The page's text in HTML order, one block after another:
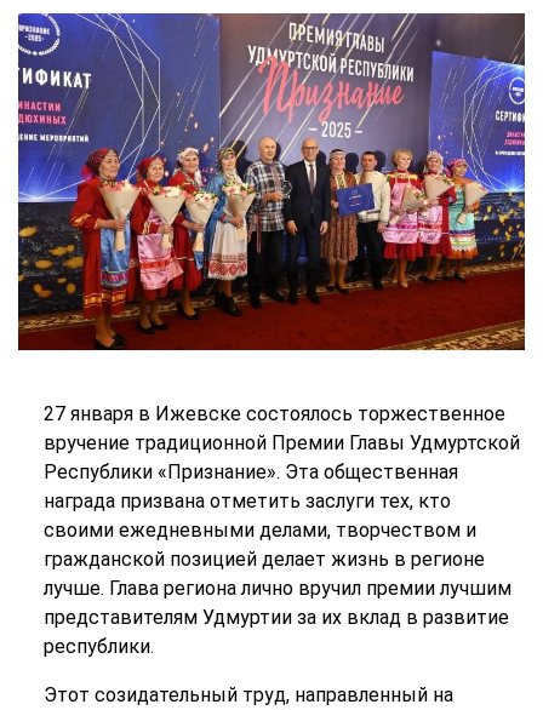
27 января в Ижевске состоялось торжественное
вручение традиционной Премии Главы Удмуртской
Республики «Признание». Эта общественная
награда призвана отметить заслуги тех, кто
своими ежедневными делами, творчеством и
гражданской позицией делает жизнь в регионе
лучше. Глава региона лично вручил премии лучшим
представителям Удмуртии за их вклад в развитие
республики.
Этот созидательный труд, направленный на